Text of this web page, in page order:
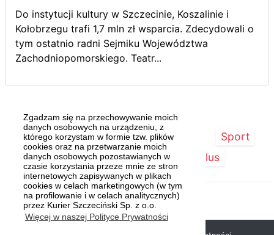
Zgadzam się na przechowywanie moich
danych osobowych na urządzeniu, z
którego korzystam w formie tzw. plików
cookies oraz na przetwarzanie moich
danych osobowych pozostawianych w
czasie korzystania przeze mnie ze stron
internetowych zapisywanych w plikach
cookies w celach marketingowych (w tym
na profilowanie i w celach analitycznych)
przez Kurier Szczeciński Sp. z o.o.
Więcej w naszej Polityce Prywatności
Do instytucji kultury w Szczecinie, Koszalinie i
Kołobrzegu trafi 1,7 mln zł wsparcia. Zdecydowali o
tym ostatnio radni Sejmiku Województwa
Zachodniopomorskiego. Teatr...
Strona główna Szczecin/Region
Sport
Kultura
Kurier Plus